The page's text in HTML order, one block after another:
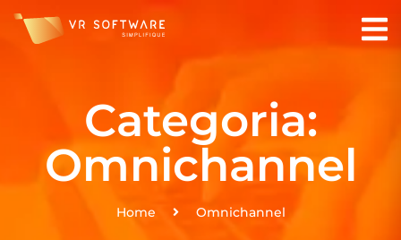
Categoria:
Omnichannel
Home Omnichannel